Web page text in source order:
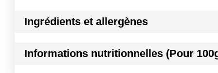
Ingrédients et allergènes
avocat, acide citrique, acide ascorbique et sel
Informations nutritionnelles (Pour